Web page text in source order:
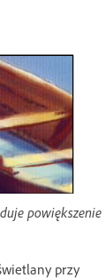
powiększenie
przy